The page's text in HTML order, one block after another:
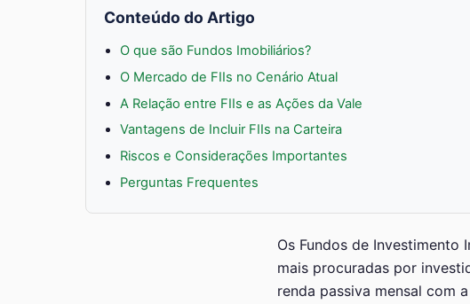
Conteúdo do Artigo
O que são Fundos Imobiliários?
O Mercado de FIIs no Cenário Atual
A Relação entre FIIs e as Ações da Vale
Vantagens de Incluir FIIs na Carteira
Riscos e Considerações Importantes
Perguntas Frequentes
Os Fundos de Investimento
mais procuradas por
renda passiva mensal com